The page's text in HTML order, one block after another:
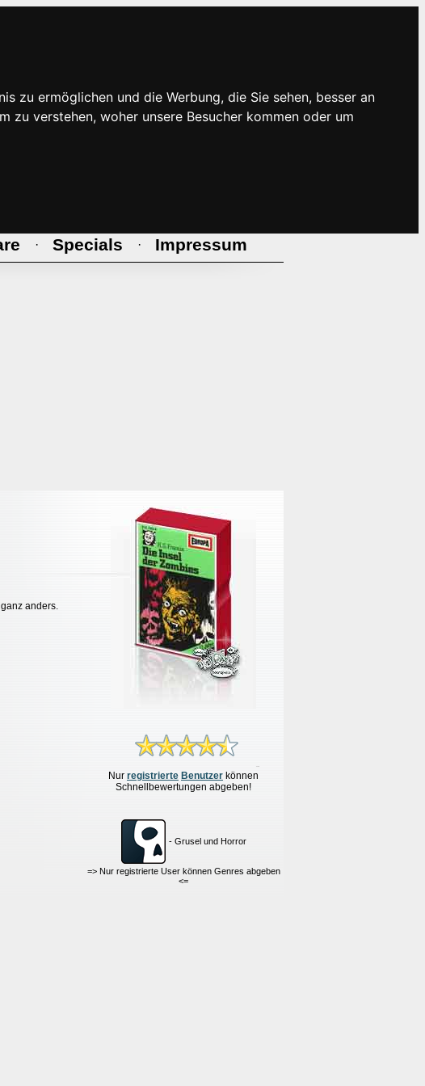
zu ermöglichen und die Werbung, die Sie sehen, besser an
zu verstehen, woher unsere Besucher kommen oder um
· Specials · Impressum
Nur registrierte Benutzer können
Schnellbewertungen abgeben!
- Grusel und Horror
=> Nur registrierte User können Genres abgeben
<=
anders.